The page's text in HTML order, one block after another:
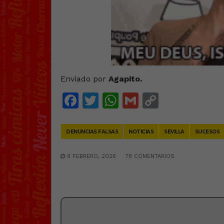
Enviado por Agapito.
Facebook
Twitter
WhatsApp
Gmail
DENUNCIAS FALSAS NOTICIAS SEVILLA SUCESOS
9 FEBRERO, 2026 78 COMENTARIOS